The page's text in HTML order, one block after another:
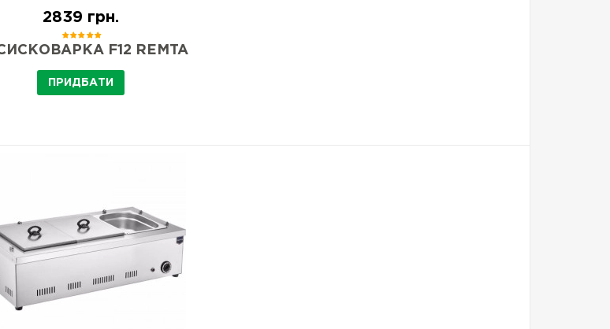
2839 грн.
F12 REMTA
ПРИДБАТИ